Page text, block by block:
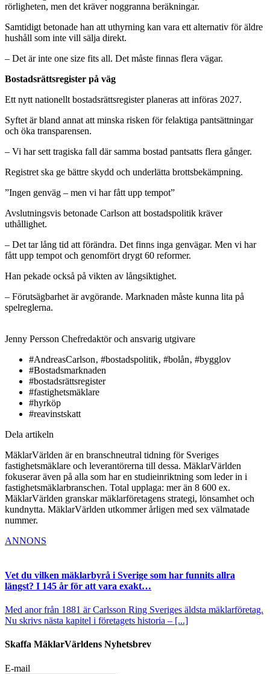
rörligheten, men det kräver noggranna beräkningar.
Samtidigt betonade han att uthyrning kan vara ett alternativ för äldre
hushåll som inte vill sälja direkt.
– Det är inte one size fits all. Det måste finnas flera vägar.
Bostadsrättsregister på väg
Ett nytt nationellt bostadsrättsregister planeras att införas 2027.
Syftet är bland annat att minska risken för felaktiga pantsättningar
och öka transparensen.
– Vi har sett tragiska fall där samma bostad pantsatts flera gånger.
Registret ska ge bättre skydd och underlätta brottsbekämpning.
”Ingen genväg – men vi har fått upp tempot”
Avslutningsvis betonade Carlson att bostadspolitik kräver
uthållighet.
– Det tar lång tid att förändra. Det finns inga genvägar. Men vi har
fått upp tempot och genomfört drygt 60 reformer.
Han pekade också på vikten av långsiktighet.
– Förutsägbarhet är avgörande. Marknaden måste kunna lita på
spelreglerna.
Jenny Persson Chefredaktör och ansvarig utgivare
#AndreasCarlson‚ #bostadspolitik‚ #bolån‚ #bygglov
#Bostadsmarknaden
#bostadsrättsregister
#fastighetsmäklare
#hyrköp
#reavinstskatt
Dela artikeln
MäklarVärlden är en branschneutral tidning för Sveriges
fastighetsmäklare och leverantörerna till dessa. MäklarVärlden
fokuserar även på alla som har en studieinriktning som leder in i
fastighetsmäklarbranschen. Total upplaga: mer än 8 600 ex.
MäklarVärlden granskar mäklarföretagens strategi, lönsamhet och
kundnytta. MäklarVärlden utkommer årligen med sex välmatade
nummer.
ANNONS
Vet du vilken mäklarbyrå i Sverige som har funnits allra
längst? I 145 år för att vara exakt…
Med anor från 1881 är Carlsson Ring Sveriges äldsta mäklarföretag.
Nu skrivs nästa kapitel i företagets historia – [...]
Skaffa MäklarVärldens Nyhetsbrev
E-mail